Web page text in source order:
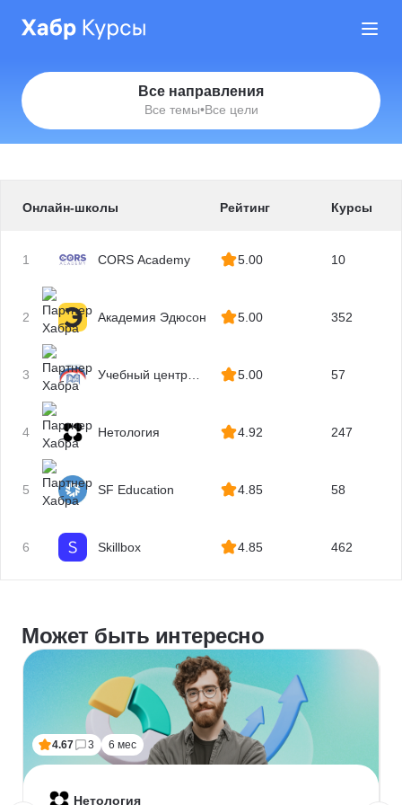
Все направления
Все темы•Все цели
Онлайн-школы Рейтинг Курсы
1 CORS Academy 5.00 10
2 Академия Эдюсон 5.00 352
3
Учебный центр
5.00 57
4 Нетология 4.92 247
5 SF Education 4.85 58
6 Skillbox 4.85 462
Может быть интересно
4.67 3 6 мес
Нетология